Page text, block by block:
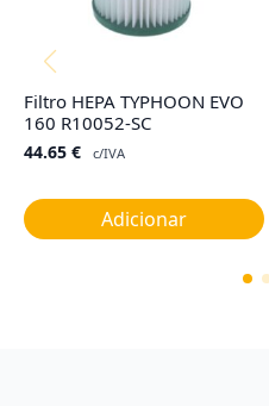
Filtro HEPA TYPHOON EVO
160 R10052-SC
44.65 € c/IVA
Adicionar